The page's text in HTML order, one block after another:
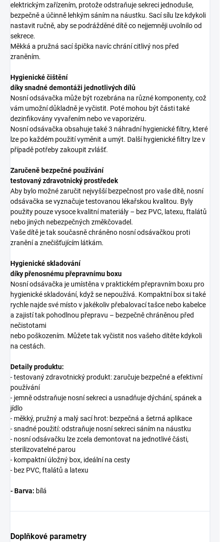
elektrickým zařízením, protože odstraňuje sekreci jednoduše,
bezpečně a účinně lehkým sáním na náustku. Sací sílu lze kdykoli
nastavit ručně, aby se podrážděné dítě co nejjemněji uvolnilo od
sekrece.
Měkká a pružná sací špička navíc chrání citlivý nos před
zraněním.
Hygienické čištění
díky snadné demontáži jednotlivých dílů
Nosní odsávačka může být rozebrána na různé komponenty, což
vám umožní důkladně je vyčistit. Poté mohou být části také
dezinfikovány vyvařením nebo ve vaporizéru.
Nosní odsávačka obsahuje také 3 náhradní hygienické filtry, které
lze po každém použití vyměnit a umýt. Další hygienické filtry lze v
případě potřeby zakoupit zvlášť.
Zaručeně bezpečné používání
testovaný zdravotnický prostředek
Aby bylo možné zaručit nejvyšší bezpečnost pro vaše dítě, nosní
odsávačka se vyznačuje testovanou lékařskou kvalitou. Byly
použity pouze vysoce kvalitní materiály – bez PVC, latexu, ftalátů
nebo jiných nebezpečných změkčovadel.
Vaše dítě je tak současně chráněno nosní odsávačkou proti
zranění a znečišťujícím látkám.
Hygienické skladování
díky přenosnému přepravnímu boxu
Nosní odsávačka je umístěna v praktickém přepravním boxu pro
hygienické skladování, když se nepoužívá. Kompaktní box si také
rychle najde své místo v jakékoliv přebalovací tašce nebo kabelce
a zajistí tak pohodlnou přepravu – bezpečně chráněnou před
nečistotami
nebo poškozením. Můžete tak vyčistit nos vašeho dítěte kdykoli
na cestách.
Detaily produktu:
- testovaný zdravotnický produkt: zaručuje bezpečné a efektivní
používání
- jemně odstraňuje nosní sekreci a usnadňuje dýchání, spánek a
jídlo
- měkký, pružný a malý sací hrot: bezpečná a šetrná aplikace
- snadné použití: odstraňuje nosní sekreci sáním na náustku
- nosní odsávačku lze zcela demontovat na jednotlivé části,
sterilizovatelné parou
- kompaktní úložný box, ideální na cesty
- bez PVC, ftalátů a latexu
- Barva: bílá
Doplňkové parametry